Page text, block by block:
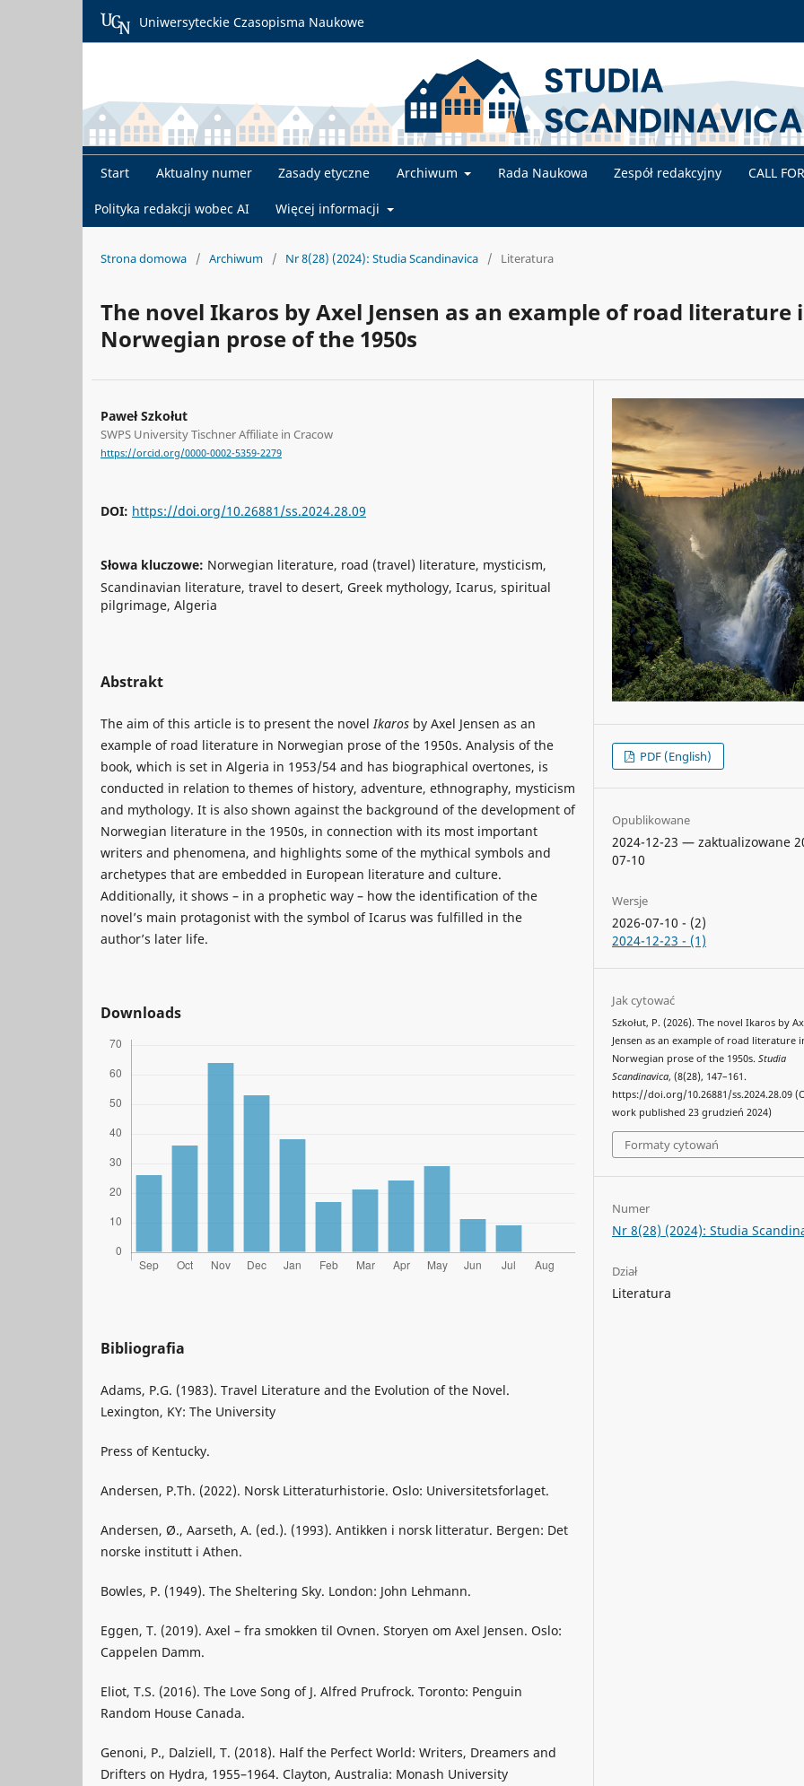
Start Aktualny numer Zasady etyczne Archiwum Rada Naukowa Zespół redakcyjny CALL
Polityka redakcji wobec AI Więcej informacji
Uniwersyteckie Czasopisma Naukowe
Strona domowa / Archiwum / Nr 8(28) (2024): Studia Scandinavica / Literatura
The novel Ikaros by Axel Jensen as an example of road literature
Norwegian prose of the 1950s
Paweł Szkołut
SWPS University Tischner Affiliate in Cracow
https://orcid.org/0000-0002-5359-2279
DOI: https://doi.org/10.26881/ss.2024.28.09
Słowa kluczowe: Norwegian literature, road (travel) literature, mysticism,
Scandinavian literature, travel to desert, Greek mythology, Icarus, spiritual
pilgrimage, Algeria
Abstrakt
The aim of this article is to present the novelIkaros by Axel Jensen as an
example of road literature in Norwegian prose of the 1950s. Analysis of the
book, which is set in Algeria in 1953/54 and has biographical overtones, is
conducted in relation to themes of history, adventure, ethnography, mysticism
and mythology. It is also shown against the background of the development of
Norwegian literature in the 1950s, in connection with its most important
writers and phenomena, and highlights some of the mythical symbols and
archetypes that are embedded in European literature and culture.
Additionally, it shows – in a prophetic way – how the identification of the
novel’s main protagonist with the symbol of Icarus was fulfilled in the
author’s later life.
Downloads
Bibliografia
Adams, P.G. (1983). Travel Literature and the Evolution of the Novel.
Lexington, KY: The University
Press of Kentucky.
Andersen, P.Th. (2022). Norsk Litteraturhistorie. Oslo: Universitetsforlaget.
Andersen, Ø., Aarseth, A. (ed.). (1993). Antikken i norsk litteratur. Bergen: Det
norske institutt i Athen.
Bowles, P. (1949). The Sheltering Sky. London: John Lehmann.
Eggen, T. (2019). Axel – fra smokken til Ovnen. Storyen om Axel Jensen. Oslo:
Cappelen Damm.
Eliot, T.S. (2016). The Love Song of J. Alfred Prufrock. Toronto: Penguin
Random House Canada.
Genoni, P., Dalziell, T. (2018). Half the Perfect World: Writers, Dreamers and
Drifters on Hydra, 1955–1964. Clayton, Australia: Monash University
PDF (English)
Opublikowane
2024-12-23 — zaktualizowane
07-10
Wersje
2026-07-10 - (2)
2024-12-23 - (1)
Jak cytować
Szkołut, P. (2026). The novel Ikaros by
Jensen as an example of road literature
Norwegian prose of the 1950s.Studia
Scandinavica, (8(28), 147–161.
https://doi.org/10.26881/ss.2024.28.09
work published 23 grudzień 2024)
Formaty cytowań
Numer
Nr 8(28) (2024): Studia
Dział
Literatura